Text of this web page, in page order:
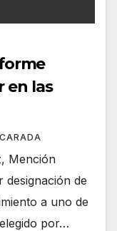
en las
Mención
de
a uno de
por…